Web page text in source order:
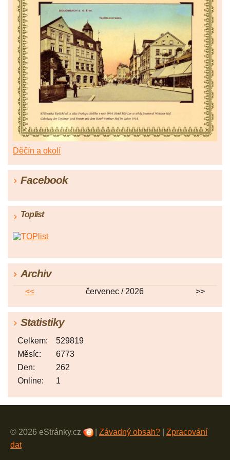
Děčín a okolí
Facebook
Toplist
Archiv
<< červenec / 2026 >>
Statistiky
Online: 1
Celkem:
529819
Měsíc:
6773
Den:
262
© 2026 eStránky.cz Závadný obsah?
Zpracování
dat